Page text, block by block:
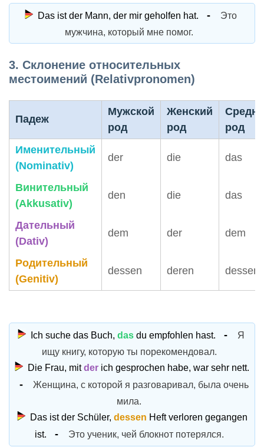
Das ist der Mann, der mir geholfen hat.
Это
мужчина, который мне помог.
3. Склонение относительных
местоимений (Relativpronomen)
Падеж
Мужской
род
Женский
род
род
Именительный
(Nominativ)
der die das
Винительный
(Akkusativ)
den die das
Дательный
(Dativ)
dem der dem
Родительный
(Genitiv)
dessen deren dessen
Ich suche das Buch, dasdu empfohlen hast.
Я
ищу книгу, которую ты порекомендовал.
Die Frau, mitder ich gesprochen habe, war sehr nett.
Женщина, с которой я разговаривал, была очень
мила.
Das ist der Schüler, dessen Heft verloren gegangen
ist.
Это ученик, чей блокнот потерялся.